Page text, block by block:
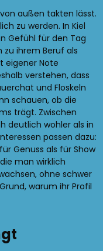
außen takten lässt.
zu werden. In Kiel
Gefühl für den Tag
zu ihrem Beruf als
eigener Note
verstehen, dass
und Floskeln
schauen, ob die
trägt. Zwischen
deutlich wohler als in
passen dazu:
Genuss als für Show
man wirklich
ohne schwer
warum ihr Profil